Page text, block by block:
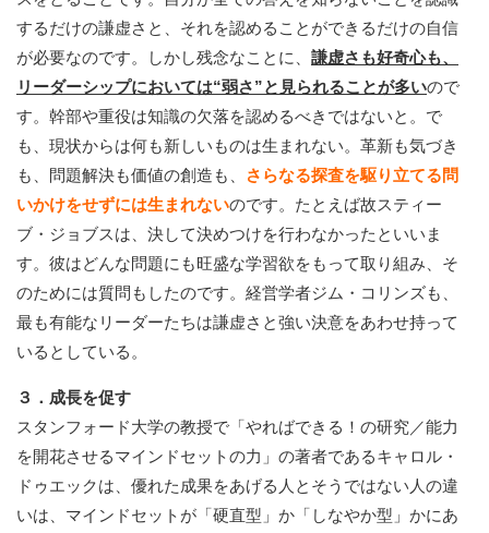
するだけの謙虚さと、それを認めることができるだけの自信
が必要なのです。しかし残念なことに、 謙虚さも好奇心も、
リーダーシップにおいては“弱さ”と見られることが多いので
す。幹部や重役は知識の欠落を認めるべきではないと。で
も、現状からは何も新しいものは生まれない。革新も気づき
も、問題解決も価値の創造も、
さらなる探査を駆り立てる問
いかけをせずには生まれないのです。たとえば故スティー
ブ・ジョブスは、決して決めつけを行わなかったといいま
す。彼はどんな問題にも旺盛な学習欲をもって取り組み、そ
のためには質問もしたのです。経営学者ジム・コリンズも、
最も有能なリーダーたちは謙虚さと強い決意をあわせ持って
いるとしている。
３．成長を促す
スタンフォード大学の教授で「やればできる！の研究／能力
を開花させるマインドセットの力」の著者であるキャロル・
ドゥエックは、優れた成果をあげる人とそうではない人の違
いは、マインドセットが「硬直型」か「しなやか型」かにあ